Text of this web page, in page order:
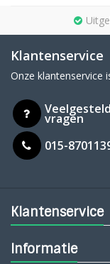
Klantenservice
Onze klantenservice
vragen
015-
Klantenservice
Informatie